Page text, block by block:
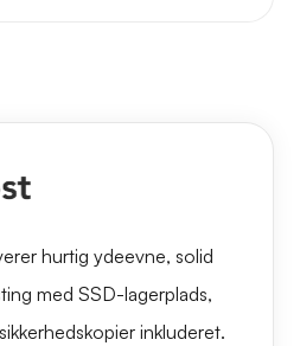
hurtig ydeevne, solid
med SSD-lagerplads,
inkluderet.